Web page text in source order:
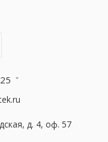
д. 4, оф. 57